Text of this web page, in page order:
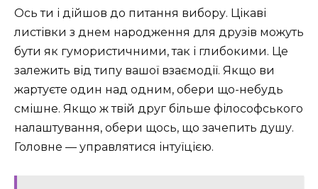
Ось ти і дійшов до питання вибору. Цікаві
листівки з днем народження для друзів можуть
бути як гумористичними, так і глибокими. Це
залежить від типу вашої взаємодії. Якщо ви
жартуєте один над одним, обери що-небудь
смішне. Якщо ж твій друг більше філософського
налаштування, обери щось, що зачепить душу.
Головне — управлятися інтуїцією.